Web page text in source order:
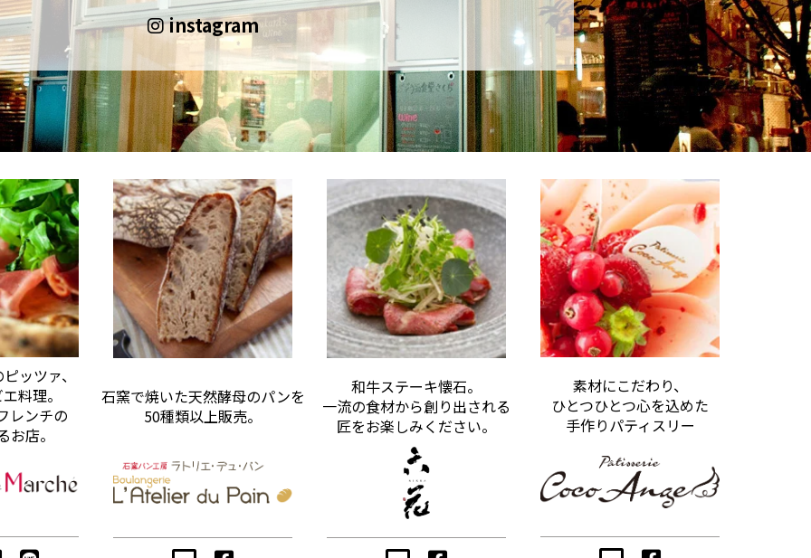
instagram
ッツァ、
料理。
レンチの
お店。
石窯で焼いた天然酵母のパンを
50種類以上販売。
和牛ステーキ懐石。
一流の食材から創り出される
匠をお楽しみください。
素材にこだわり、
ひとつひとつ心を込めた
手作りパティスリー